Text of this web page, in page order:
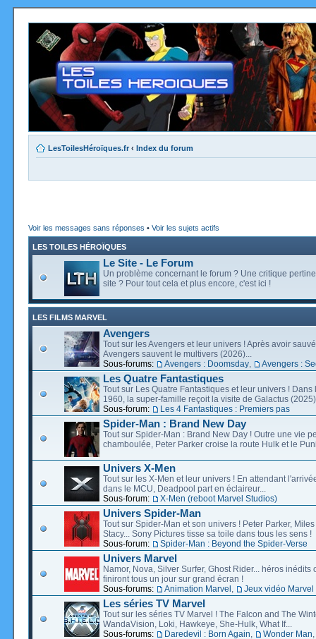
LesToilesHéroïques.fr ‹ Index du forum
Voir les messages sans réponses • Voir les sujets actifs
LES TOILES HÉROÏQUES
Le Site - Le Forum
Un problème concernant le forum ? Une critique
site ? Pour tout cela et plus encore, c'est ici !
LES FILMS MARVEL
Avengers
Tout sur les Avengers et leur univers ! Après avoir
Avengers sauvent le multivers (2026)...
Sous-forums:
Avengers : Doomsday Avengers :
Les Quatre Fantastiques
Tout sur Les Quatre Fantastiques et leur univers ! Dans
1960, la super-famille reçoit la visite de Galactus
Sous-forum:
Les 4 Fantastiques : Premiers pas
Spider-Man : Brand New Day
Tout sur Spider-Man : Brand New Day ! Outre une vie
chamboulée, Peter Parker croise la route Hulk et le
Univers X-Men
Tout sur les X-Men et leur univers ! En attendant
dans le MCU, Deadpool part en éclaireur...
Sous-forum:
X-Men (reboot Marvel Studios)
Univers Spider-Man
Tout sur Spider-Man et son univers ! Peter Parker,
Stacy... Sony Pictures tisse sa toile dans tous les sens !
Sous-forum:
Spider-Man : Beyond the Spider-Verse
Univers Marvel
Namor, Nova, Silver Surfer, Ghost Rider... héros inédits
finiront tous un jour sur grand écran !
Sous-forums:
Animation Marvel Jeux vidéo Marvel
Les séries TV Marvel
Tout sur les séries TV Marvel ! The Falcon and The
WandaVision, Loki, Hawkeye, She-Hulk, What If...
Sous-forums:
Daredevil : Born Again Wonder Man